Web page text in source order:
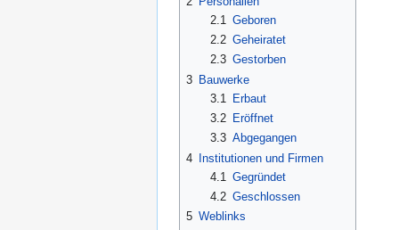
2.1 Geboren
2.2 Geheiratet
2.3 Gestorben
3 Bauwerke
3.1
Erbaut
3.2
Eröffnet
3.3 Abgegangen
4 Institutionen und Firmen
4.1 Gegründet
4.2 Geschlossen
5 Weblinks